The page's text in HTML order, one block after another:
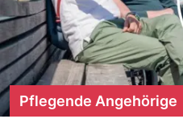
Pflegende Angehörige